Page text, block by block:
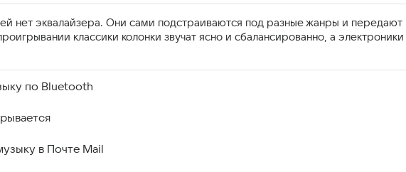
нет эквалайзера. Они сами подстраиваются под разные жанры и передают
классики колонки звучат ясно и сбалансированно, а
по Bluetooth
в Почте Mail